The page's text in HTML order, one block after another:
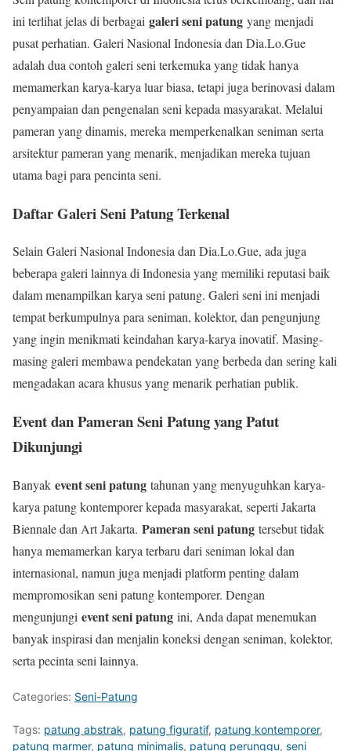
ini terlihat jelas di berbagai galeri seni patung yang menjadi
pusat perhatian. Galeri Nasional Indonesia dan Dia.Lo.Gue
adalah dua contoh galeri seni terkemuka yang tidak hanya
memamerkan karya-karya luar biasa, tetapi juga berinovasi dalam
penyampaian dan pengenalan seni kepada masyarakat. Melalui
pameran yang dinamis, mereka memperkenalkan seniman serta
arsitektur pameran yang menarik, menjadikan mereka tujuan
utama bagi para pencinta seni.
Daftar Galeri Seni Patung Terkenal
Selain Galeri Nasional Indonesia dan Dia.Lo.Gue, ada juga
beberapa galeri lainnya di Indonesia yang memiliki reputasi baik
dalam menampilkan karya seni patung. Galeri seni ini menjadi
tempat berkumpulnya para seniman, kolektor, dan pengunjung
yang ingin menikmati keindahan karya-karya inovatif. Masing-
masing galeri membawa pendekatan yang berbeda dan sering kali
mengadakan acara khusus yang menarik perhatian publik.
Event dan Pameran Seni Patung yang Patut
Dikunjungi
Banyak event seni patung tahunan yang menyuguhkan karya-
karya patung kontemporer kepada masyarakat, seperti Jakarta
Biennale dan Art Jakarta. Pameran seni patung tersebut tidak
hanya memamerkan karya terbaru dari seniman lokal dan
internasional, namun juga menjadi platform penting dalam
mempromosikan seni patung kontemporer. Dengan
mengunjungi event seni patung ini, Anda dapat menemukan
banyak inspirasi dan menjalin koneksi dengan seniman, kolektor,
serta pecinta seni lainnya.
Categories: Seni-Patung
Tags: patung abstrak, patung figuratif, patung kontemporer,
patung marmer, patung minimalis, patung perunggu, seni